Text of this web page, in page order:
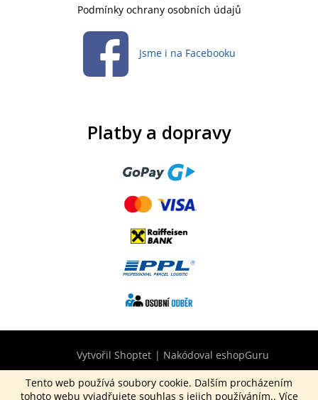
Tento web používá soubory cookie. Dalším procházením
tohoto webu vyjadřujete souhlas s jejich používáním.. Více
Podmínky ochrany osobních údajů
Jsme i na Facebooku
Platby a dopravy
Vytvořil Shoptet | Nakódoval eshopGuru